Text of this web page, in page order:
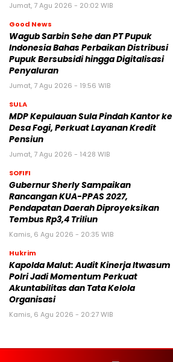
Jumat, 7 Agu 2026 - 20:02 WIB
Good News
Wagub Sarbin Sehe dan PT Pupuk
Indonesia Bahas Perbaikan Distribusi
Pupuk Bersubsidi hingga Digitalisasi
Penyaluran
Jumat, 7 Agu 2026 - 19:56 WIB
SULA
MDP Kepulauan Sula Pindah Kantor ke
Desa Fogi, Perkuat Layanan Kredit
Pensiun
Jumat, 7 Agu 2026 - 14:28 WIB
SOFIFI
Gubernur Sherly Sampaikan
Rancangan KUA-PPAS 2027,
Pendapatan Daerah Diproyeksikan
Tembus Rp3,4 Triliun
Kamis, 6 Agu 2026 - 20:35 WIB
Hukrim
Kapolda Malut: Audit Kinerja Itwasum
Polri Jadi Momentum Perkuat
Akuntabilitas dan Tata Kelola
Organisasi
Kamis, 6 Agu 2026 - 20:27 WIB